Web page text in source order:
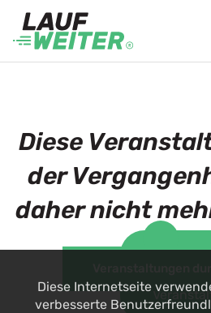
Diese
der
daher nicht
Diese Internetseite
verbesserte